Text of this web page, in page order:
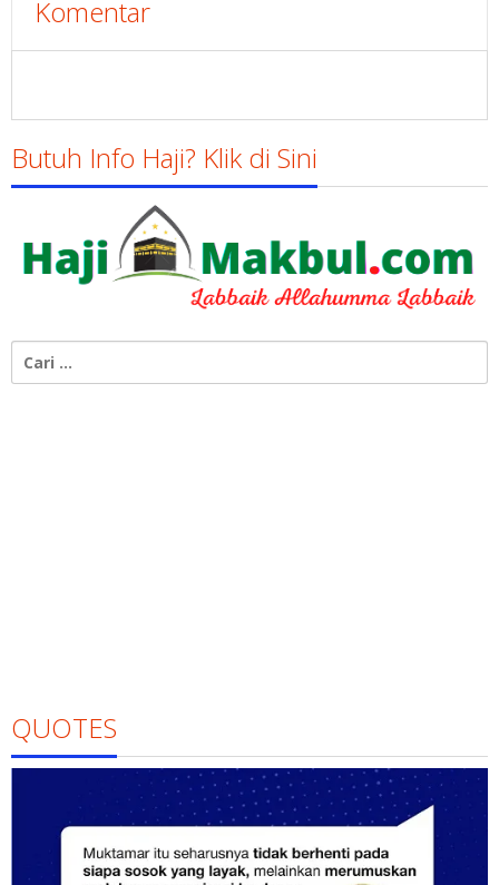
Komentar
Butuh Info Haji? Klik di Sini
untuk:
QUOTES